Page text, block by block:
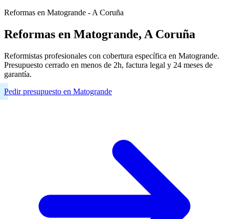
Reformas en Matogrande - A Coruña
Reformas en Matogrande, A Coruña
Reformistas profesionales con cobertura específica en Matogrande.
Presupuesto cerrado en menos de 2h, factura legal y 24 meses de
garantía.
Pedir presupuesto en Matogrande